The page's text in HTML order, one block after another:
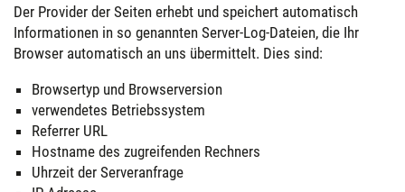
Der Provider der Seiten erhebt und speichert automatisch
Informationen in so genannten Server-Log-Dateien, die Ihr
Browser automatisch an uns übermittelt. Dies sind:
Browsertyp und Browserversion
verwendetes Betriebssystem
Referrer URL
Hostname des zugreifenden Rechners
Uhrzeit der Serveranfrage